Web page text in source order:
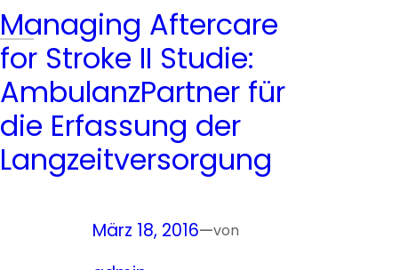
Managing Aftercare
for Stroke II Studie:
AmbulanzPartner für
die Erfassung der
Langzeitversorgung
März 18, 2016—von